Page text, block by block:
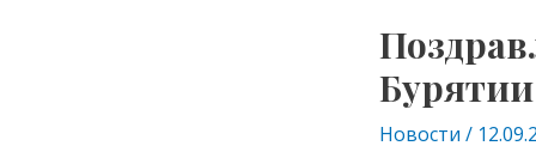
Новости /